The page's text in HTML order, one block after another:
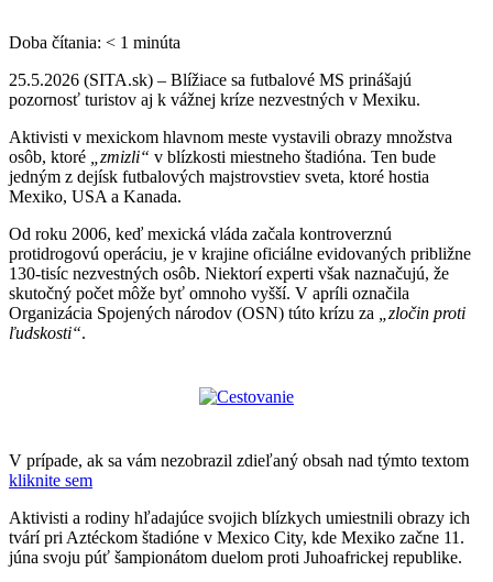
Doba čítania: < 1 minúta
25.5.2026 (SITA.sk) – Blížiace sa futbalové MS prinášajú
pozornosť turistov aj k vážnej kríze nezvestných v Mexiku.
Aktivisti v mexickom hlavnom meste vystavili obrazy množstva
osôb, ktoré
„zmizli“ v blízkosti miestneho štadióna. Ten bude
jedným z dejísk futbalových majstrovstiev sveta, ktoré hostia
Mexiko, USA a Kanada.
Od roku 2006, keď mexická vláda začala kontroverznú
protidrogovú operáciu, je v krajine oficiálne evidovaných približne
130-tisíc nezvestných osôb. Niektorí experti však naznačujú, že
skutočný počet môže byť omnoho vyšší. V apríli označila
Organizácia Spojených národov (OSN) túto krízu za
„zločin proti
ľudskosti“.
V prípade, ak sa vám nezobrazil zdieľaný obsah nad týmto textom
kliknite sem
Aktivisti a rodiny hľadajúce svojich blízkych umiestnili obrazy ich
tvárí pri Aztéckom štadióne v Mexico City, kde Mexiko začne 11.
júna svoju púť šampionátom duelom proti Juhoafrickej republike.